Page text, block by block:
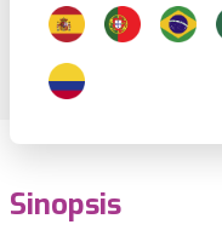
Sinopsis